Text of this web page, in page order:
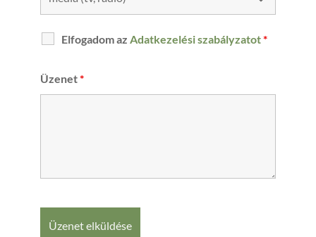
Elfogadom azAdatkezelési szabályzatot*
Üzenet*